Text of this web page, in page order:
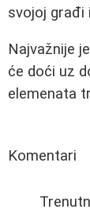
svojoj građi
Najvažnije
će doći uz
elemenata
Komentari